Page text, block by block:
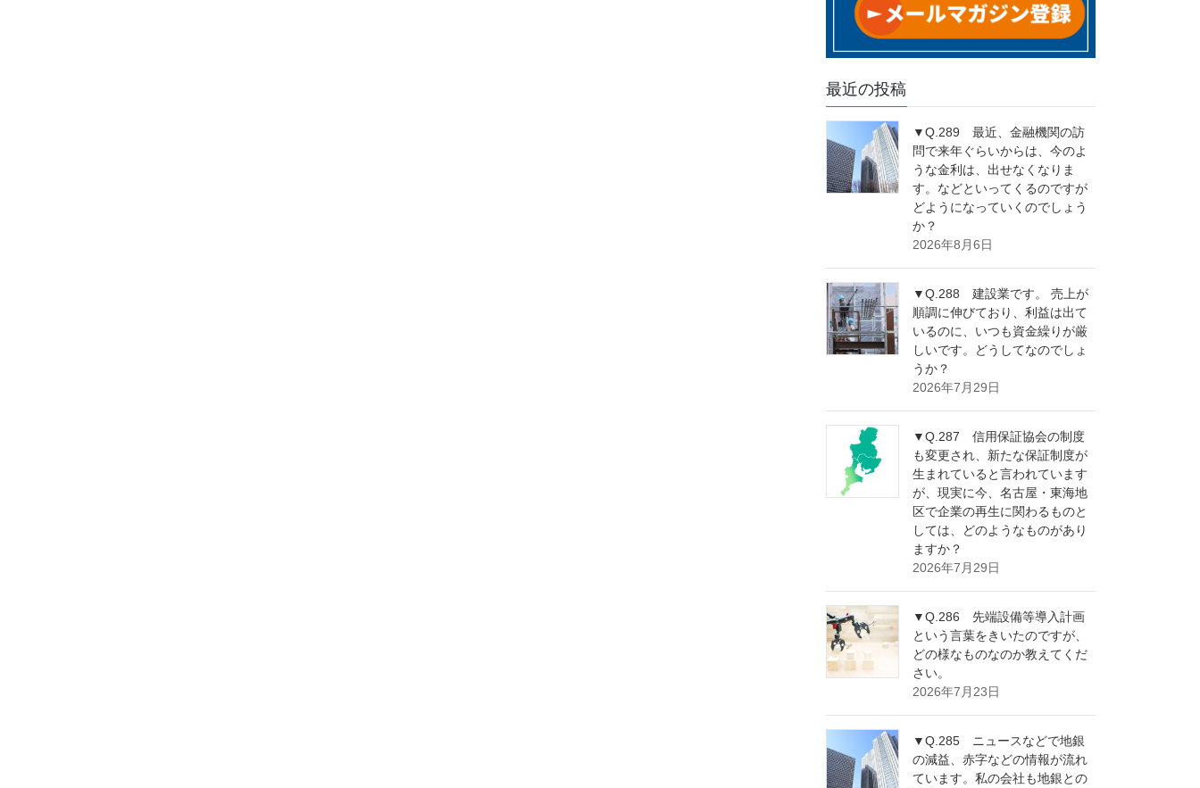
最近の投稿
▼Q.289 最近、金融機関の訪
問で来年ぐらいからは、今のよ
うな金利は、出せなくなりま
す。などといってくるのですが
どようになっていくのでしょう
か？
2026年8月6日
▼Q.288 建設業です。 売上が
順調に伸びており、利益は出て
いるのに、いつも資金繰りが厳
しいです。どうしてなのでしょ
うか？
2026年7月29日
▼Q.287 信用保証協会の制度
も変更され、新たな保証制度が
生まれていると言われています
が、現実に今、名古屋・東海地
区で企業の再生に関わるものと
しては、どのようなものがあり
ますか？
2026年7月29日
▼Q.286 先端設備等導入計画
という言葉をきいたのですが、
どの様なものなのか教えてくだ
さい。
2026年7月23日
▼Q.285 ニュースなどで地銀
の減益、赤字などの情報が流れ
ています。私の会社も地銀との